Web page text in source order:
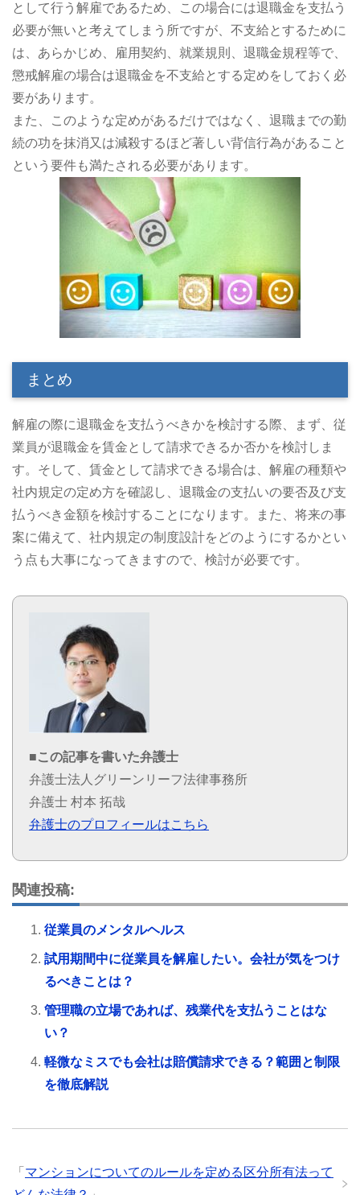
として行う解雇であるため、この場合には退職金を支払う
必要が無いと考えてしまう所ですが、不支給とするために
は、あらかじめ、雇用契約、就業規則、退職金規程等で、
懲戒解雇の場合は退職金を不支給とする定めをしておく必
要があります。
また、このような定めがあるだけではなく、退職までの勤
続の功を抹消又は減殺するほど著しい背信行為があること
という要件も満たされる必要があります。
まとめ
解雇の際に退職金を支払うべきかを検討する際、まず、従
業員が退職金を賃金として請求できるか否かを検討しま
す。そして、賃金として請求できる場合は、解雇の種類や
社内規定の定め方を確認し、退職金の支払いの要否及び支
払うべき金額を検討することになります。また、将来の事
案に備えて、社内規定の制度設計をどのようにするかとい
う点も大事になってきますので、検討が必要です。
■この記事を書いた弁護士
弁護士法人グリーンリーフ法律事務所
弁護士 村本 拓哉
弁護士のプロフィールはこちら
関連投稿:
従業員のメンタルヘルス
試用期間中に従業員を解雇したい。会社が気をつけ
るべきことは？
管理職の立場であれば、残業代を支払うことはな
い？
軽微なミスでも会社は賠償請求できる？範囲と制限
を徹底解説
「 マンションについてのルールを定める区分所有法って